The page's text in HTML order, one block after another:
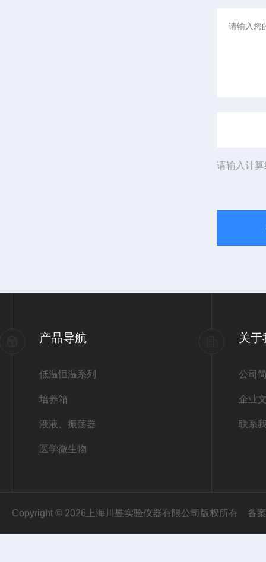
请输入计
产品导航
低温恒温系列
培养箱
液液、振荡器
医学微生物
关于
公司
企业
联系
Copyright © 2026上海川昱实验仪器有限公司版权所有 备